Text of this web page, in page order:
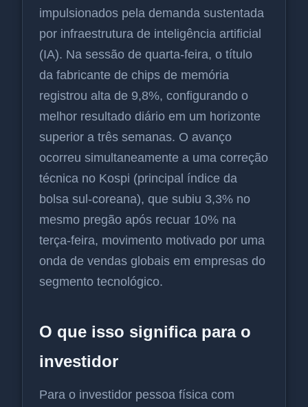
impulsionados pela demanda sustentada
por infraestrutura de inteligência artificial
(IA). Na sessão de quarta-feira, o título
da fabricante de chips de memória
registrou alta de 9,8%, configurando o
melhor resultado diário em um horizonte
superior a três semanas. O avanço
ocorreu simultaneamente a uma correção
técnica no Kospi (principal índice da
bolsa sul-coreana), que subiu 3,3% no
mesmo pregão após recuar 10% na
terça-feira, movimento motivado por uma
onda de vendas globais em empresas do
segmento tecnológico.
O que isso significa para o
investidor
Para o investidor pessoa física com